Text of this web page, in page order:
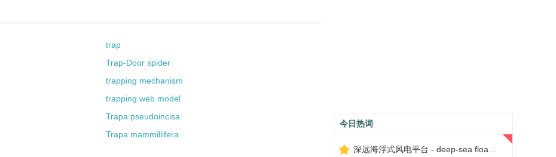
trap
Trap-Door spider
trapping mechanism
trapping web model
Trapa pseudoincisa
Trapa mammillifera
今日热词